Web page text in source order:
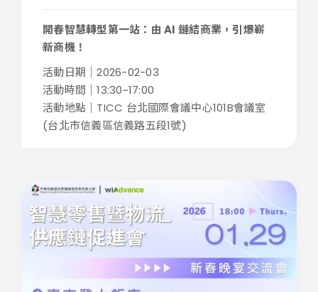
開春智慧轉型第一站：由 AI 鏈結商業，引爆嶄
新商機！
活動日期｜2026-02-03
活動時間｜13:30~17:00
活動地點｜TICC 台北國際會議中心101B會議室
(台北市信義區信義路五段1號)